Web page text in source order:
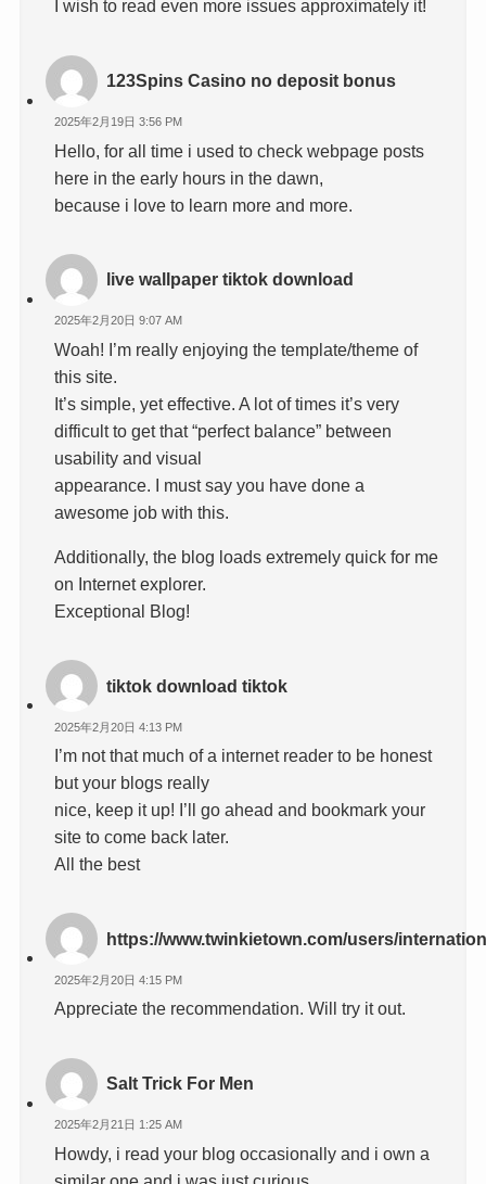
I wish to read even more issues approximately it!
123Spins Casino no deposit bonus
2025年2月19日 3:56 PM
Hello, for all time i used to check webpage posts
here in the early hours in the dawn,
because i love to learn more and more.
live wallpaper tiktok download
2025年2月20日 9:07 AM
Woah! I’m really enjoying the template/theme of
this site.
It’s simple, yet effective. A lot of times it’s very
difficult to get that “perfect balance” between
usability and visual
appearance. I must say you have done a
awesome job with this.
Additionally, the blog loads extremely quick for me
on Internet explorer.
Exceptional Blog!
tiktok download tiktok
2025年2月20日 4:13 PM
I’m not that much of a internet reader to be honest
but your blogs really
nice, keep it up! I’ll go ahead and bookmark your
site to come back later.
All the best
https://www.twinkietown.com/users/
2025年2月20日 4:15 PM
Appreciate the recommendation. Will try it out.
Salt Trick For Men
2025年2月21日 1:25 AM
Howdy, i read your blog occasionally and i own a